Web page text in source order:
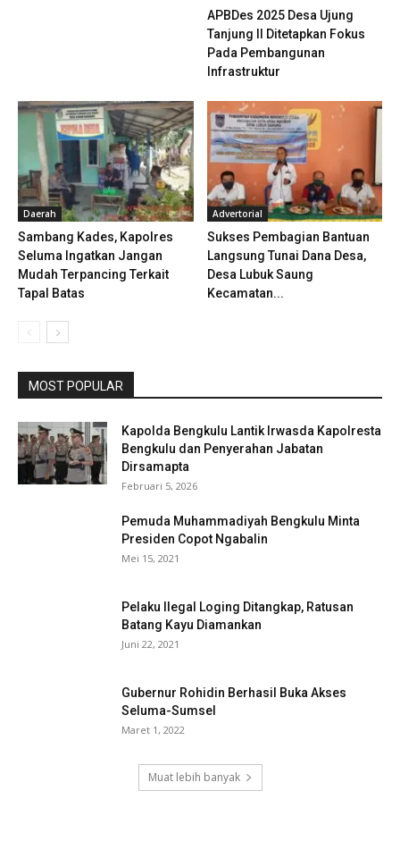
APBDes 2025 Desa Ujung
Tanjung II Ditetapkan Fokus
Pada Pembangunan
Infrastruktur
Daerah
Sambang Kades, Kapolres
Seluma Ingatkan Jangan
Mudah Terpancing Terkait
Tapal Batas
Advertorial
Sukses Pembagian Bantuan
Langsung Tunai Dana Desa,
Desa Lubuk Saung
Kecamatan...
MOST POPULAR
Kapolda Bengkulu Lantik Irwasda Kapolresta
Bengkulu dan Penyerahan Jabatan
Dirsamapta
Februari 5, 2026
Pemuda Muhammadiyah Bengkulu Minta
Presiden Copot Ngabalin
Mei 15, 2021
Pelaku Ilegal Loging Ditangkap, Ratusan
Batang Kayu Diamankan
Juni 22, 2021
Gubernur Rohidin Berhasil Buka Akses
Seluma-Sumsel
Maret 1, 2022
Muat lebih banyak